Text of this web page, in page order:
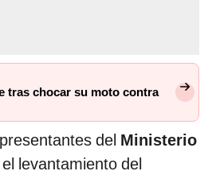
tras chocar su moto contra
del Ministerio
levantamiento del